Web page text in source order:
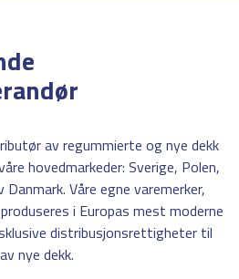
av regummierte og nye dekk
hovedmarkeder: Sverige, Polen,
Våre egne varemerker,
i Europas mest moderne
distribusjonsrettigheter til
nye dekk.